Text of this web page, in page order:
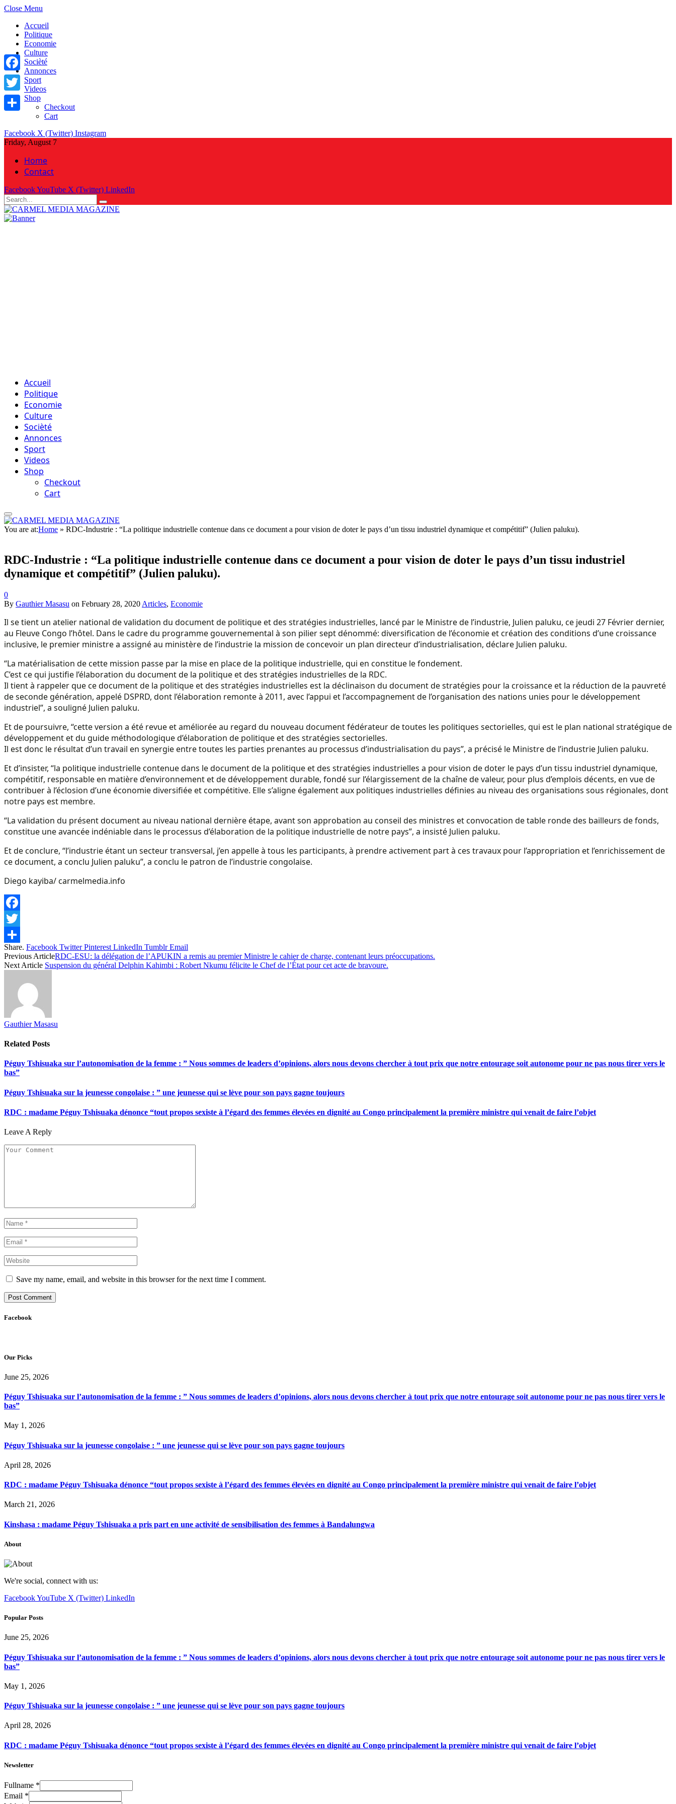
Close Menu
Accueil
Politique
Economie
Culture
Socièté
Annonces
Sport
Videos
Shop
Checkout
Cart
Facebook X (Twitter) Instagram
Friday, August 7
Home
Contact
FacebookYouTube X (Twitter) LinkedIn
Accueil
Politique
Economie
Culture
Socièté
Annonces
Sport
Videos
Shop
Checkout
Cart
You are at:Home » RDC-Industrie : “La politique industrielle contenue dans ce document a pour vision de doter le pays d’un tissu industriel dynamique et compétitif” (Julien paluku).
RDC-Industrie : “La politique industrielle contenue dans ce document a pour vision de doter le pays d’un tissu industriel
dynamique et compétitif” (Julien paluku).
0
By Gauthier Masasu on February 28, 2020 Articles, Economie
Il se tient un atelier national de validation du document de politique et des stratégies industrielles, lancé par le Ministre de l’industrie, Julien paluku, ce jeudi 27 Février dernier,
au Fleuve Congo l’hôtel. Dans le cadre du programme gouvernemental à son pilier sept dénommé: diversification de l’économie et création des conditions d’une croissance
inclusive, le premier ministre a assigné au ministère de l’industrie la mission de concevoir un plan directeur d’industrialisation, déclare Julien paluku.
“La matérialisation de cette mission passe par la mise en place de la politique industrielle, qui en constitue le fondement.
C’est ce qui justifie l’élaboration du document de la politique et des stratégies industrielles de la RDC.
Il tient à rappeler que ce document de la politique et des stratégies industrielles est la déclinaison du document de stratégies pour la croissance et la réduction de la pauvreté
de seconde génération, appelé DSPRD, dont l’élaboration remonte à 2011, avec l’appui et l’accompagnement de l’organisation des nations unies pour le développement
industriel”, a souligné Julien paluku.
Et de poursuivre, “cette version a été revue et améliorée au regard du nouveau document fédérateur de toutes les politiques sectorielles, qui est le plan national stratégique de
développement et du guide méthodologique d’élaboration de politique et des stratégies sectorielles.
Il est donc le résultat d’un travail en synergie entre toutes les parties prenantes au processus d’industrialisation du pays”, a précisé le Ministre de l’industrie Julien paluku.
Et d’insister, “la politique industrielle contenue dans le document de la politique et des stratégies industrielles a pour vision de doter le pays d’un tissu industriel dynamique,
compétitif, responsable en matière d’environnement et de développement durable, fondé sur l’élargissement de la chaîne de valeur, pour plus d’emplois décents, en vue de
contribuer à l’éclosion d’une économie diversifiée et compétitive. Elle s’aligne également aux politiques industrielles définies au niveau des organisations sous régionales, dont
notre pays est membre.
“La validation du présent document au niveau national dernière étape, avant son approbation au conseil des ministres et convocation de table ronde des bailleurs de fonds,
constitue une avancée indéniable dans le processus d’élaboration de la politique industrielle de notre pays”, a insisté Julien paluku.
Et de conclure, “l’industrie étant un secteur transversal, j’en appelle à tous les participants, à prendre activement part à ces travaux pour l’appropriation et l’enrichissement de
ce document, a conclu Julien paluku”, a conclu le patron de l’industrie congolaise.
Diego kayiba/ carmelmedia.info
Facebook
Twitter
Share
Share. Facebook Twitter Pinterest LinkedIn Tumblr Email
Previous ArticleRDC-ESU: la délégation de l’APUKIN a remis au premier Ministre le cahier de charge, contenant leurs préoccupations.
Next Article Suspension du général Delphin Kahimbi : Robert Nkumu félicite le Chef de l’État pour cet acte de bravoure.
Gauthier Masasu
Related Posts
Péguy Tshisuaka sur l’autonomisation de la femme : ” Nous sommes de leaders d’opinions, alors nous devons chercher à tout prix que notre entourage soit autonome pour ne pas nous tirer vers le
bas”
Péguy Tshisuaka sur la jeunesse congolaise : ” une jeunesse qui se lève pour son pays gagne toujours
RDC : madame Péguy Tshisuaka dénonce “tout propos sexiste à l’égard des femmes élevées en dignité au Congo principalement la première ministre qui venait de faire l’objet
Leave A Reply
Save my name, email, and website in this browser for the next time I comment.
Facebook
Our Picks
June 25, 2026
Péguy Tshisuaka sur l’autonomisation de la femme : ” Nous sommes de leaders d’opinions, alors nous devons chercher à tout prix que notre entourage soit autonome pour ne pas nous tirer vers le
bas”
May 1, 2026
Péguy Tshisuaka sur la jeunesse congolaise : ” une jeunesse qui se lève pour son pays gagne toujours
April 28, 2026
RDC : madame Péguy Tshisuaka dénonce “tout propos sexiste à l’égard des femmes élevées en dignité au Congo principalement la première ministre qui venait de faire l’objet
March 21, 2026
Kinshasa : madame Péguy Tshisuaka a pris part en une activité de sensibilisation des femmes à Bandalungwa
About
We're social, connect with us:
FacebookYouTube X (Twitter) LinkedIn
Popular Posts
June 25, 2026
Péguy Tshisuaka sur l’autonomisation de la femme : ” Nous sommes de leaders d’opinions, alors nous devons chercher à tout prix que notre entourage soit autonome pour ne pas nous tirer vers le
bas”
May 1, 2026
Péguy Tshisuaka sur la jeunesse congolaise : ” une jeunesse qui se lève pour son pays gagne toujours
April 28, 2026
RDC : madame Péguy Tshisuaka dénonce “tout propos sexiste à l’égard des femmes élevées en dignité au Congo principalement la première ministre qui venait de faire l’objet
Newsletter
Fullname *
Email *
Facebook
Twitter